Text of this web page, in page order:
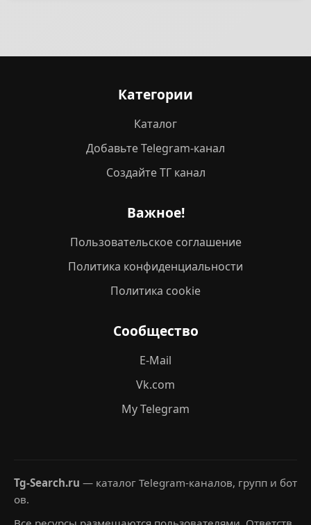
Категории
Каталог
Добавьте Telegram-канал
Создайте ТГ канал
Важное!
Пользовательское соглашение
Политика конфиденциальности
Политика cookie
Сообщество
E-Mail
Vk.com
My Telegram
Tg-Search.ru — каталог Telegram-каналов, групп и бот
ов.